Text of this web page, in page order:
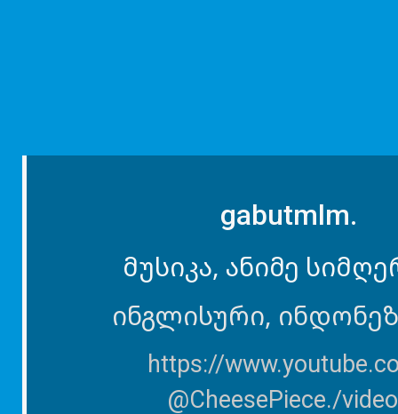
gabutmlm.
მუსიკა, ანიმე
ინგლისური,
https://
@CheesePiece./